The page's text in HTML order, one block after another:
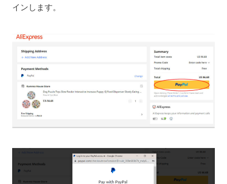
インします。